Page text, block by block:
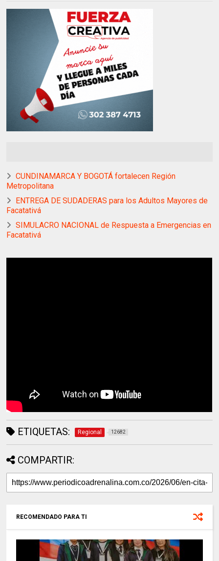
CUNDINAMARCA Y BOGOTÁ fortalecen Región
Metropolitana
ENTREGA DE SUDADERAS para los Adultos Mayores de
Facatativá
SIMULACRO NACIONAL de Respuesta a Emergencias en
Facatativá
ETIQUETAS: Regional 12682
COMPARTIR:
RECOMENDADO PARA TI